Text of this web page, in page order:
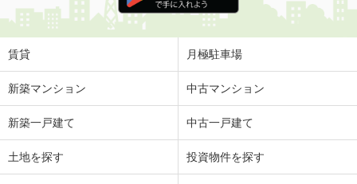
賃貸 月極駐車場
新築マンション 中古マンション
新築一戸建て 中古一戸建て
土地を探す 投資物件を探す